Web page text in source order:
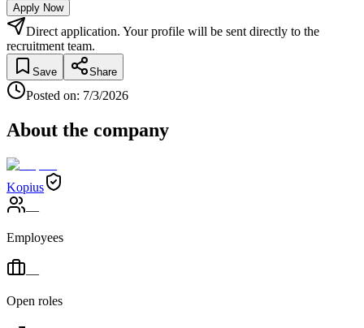
Apply Now
Direct application. Your profile will be sent directly to the
recruitment team.
Save Share
Posted on: 7/3/2026
About the company
Kopius
—
Employees
—
Open roles